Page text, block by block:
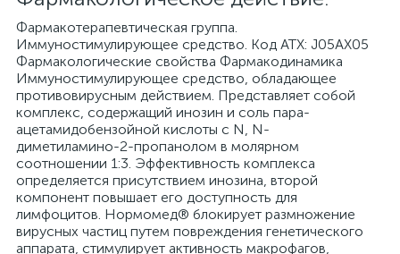
Фармакотерапевтическая группа.
Иммуностимулирующее средство. Код АТХ: J05AX05
Фармакологические свойства Фармакодинамика
Иммуностимулирующее средство, обладающее
противовирусным действием. Представляет собой
комплекс, содержащий инозин и соль пара-
ацетамидобензойной кислоты с N, N-
диметиламино-2-пропанолом в молярном
соотношении 1:3. Эффективность комплекса
определяется присутствием инозина, второй
компонент повышает его доступность для
лимфоцитов. Нормомед® блокирует размножение
вирусных частиц путем повреждения генетического
аппарата, стимулирует активность макрофагов,